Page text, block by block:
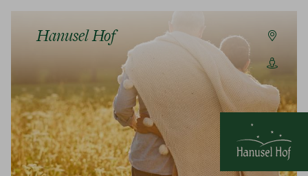
Hanusel Hof